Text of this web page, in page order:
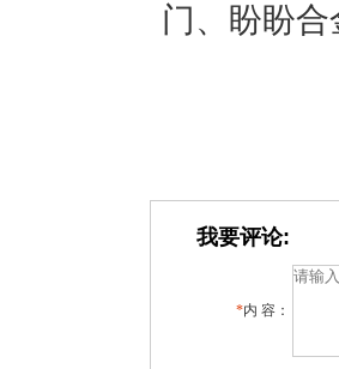
门、盼盼
我要评论:
*内 容：